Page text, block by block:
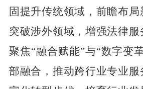
固提升传统领域，前瞻布局
突破涉外领域，增强法律
聚焦“融合赋能”与“数字变
部融合，推动跨行业专业